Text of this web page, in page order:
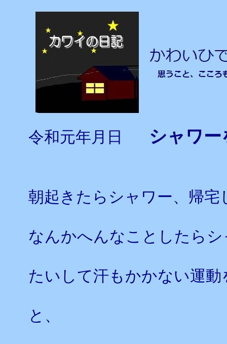
令和元年月日 シャワ
朝起きたらシャワー、帰宅
なんかへんなことしたらシ
たいして汗もかかない運
と、